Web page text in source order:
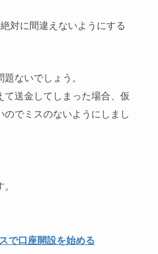
対に間違えないようにする
題ないでしょう。
て送金してしまった場合、仮
のでミスのないようにしまし
で口座開設を始める